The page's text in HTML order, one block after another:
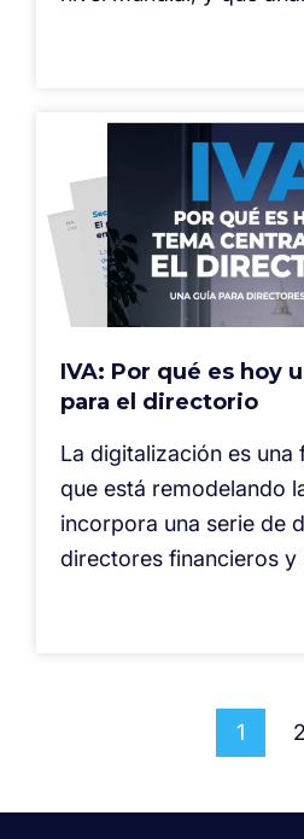
IVA: Por qué es hoy
para el directorio
La digitalización es una
que está remodelando
incorpora una serie de
directores financieros
1 2